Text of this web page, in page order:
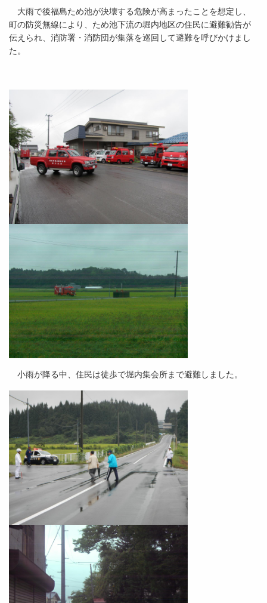
大雨で後福島ため池が決壊する危険が高まったことを想定し、
町の防災無線により、ため池下流の堀内地区の住民に避難勧告が
伝えられ、消防署・消防団が集落を巡回して避難を呼びかけまし
た。
小雨が降る中、住民は徒歩で堀内集会所まで避難しました。